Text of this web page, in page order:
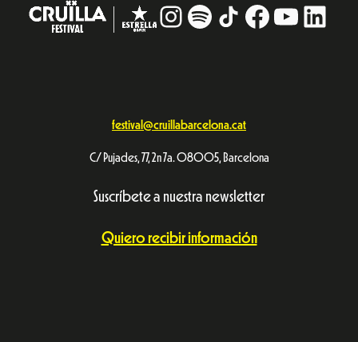
Instagram
# TikTokFacebook
festival@cruillabarcelona.cat
C/ Pujades, 77, 2n 7a. 08005, Barcelona
Suscríbete a nuestra newsletter
Quiero recibir información